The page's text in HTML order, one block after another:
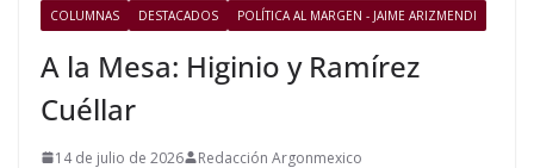
COLUMNAS DESTACADOS POLÍTICA AL MARGEN - JAIME ARIZMENDI
A la Mesa: Higinio y Ramírez
Cuéllar
14 de julio de 2026 Redacción Argonmexico